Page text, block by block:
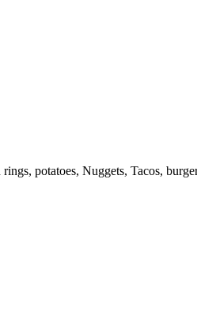
potatoes, Nuggets, Tacos,